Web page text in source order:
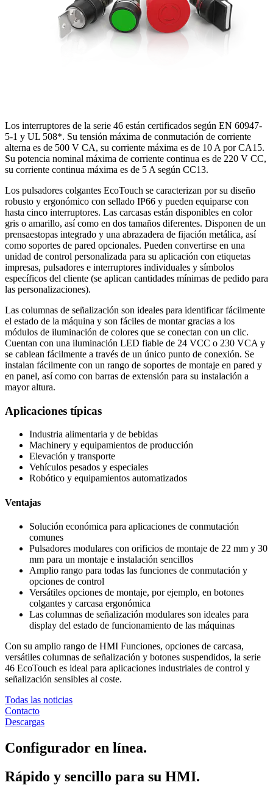
Los interruptores de la serie 46 están certificados según EN 60947-
5-1 y UL 508*. Su tensión máxima de conmutación de corriente
alterna es de 500 V CA, su corriente máxima es de 10 A por CA15.
Su potencia nominal máxima de corriente continua es de 220 V CC,
su corriente continua máxima es de 5 A según CC13.
Los pulsadores colgantes EcoTouch se caracterizan por su diseño
robusto y ergonómico con sellado IP66 y pueden equiparse con
hasta cinco interruptores. Las carcasas están disponibles en color
gris o amarillo, así como en dos tamaños diferentes. Disponen de un
prensaestopas integrado y una abrazadera de fijación metálica, así
como soportes de pared opcionales. Pueden convertirse en una
unidad de control personalizada para su aplicación con etiquetas
impresas, pulsadores e interruptores individuales y símbolos
específicos del cliente (se aplican cantidades mínimas de pedido para
las personalizaciones).
Las columnas de señalización son ideales para identificar fácilmente
el estado de la máquina y son fáciles de montar gracias a los
módulos de iluminación de colores que se conectan con un clic.
Cuentan con una iluminación LED fiable de 24 VCC o 230 VCA y
se cablean fácilmente a través de un único punto de conexión. Se
instalan fácilmente con un rango de soportes de montaje en pared y
en panel, así como con barras de extensión para su instalación a
mayor altura.
Aplicaciones típicas
Industria alimentaria y de bebidas
Machinery y equipamientos de producción
Elevación y transporte
Vehículos pesados y especiales
Robótico y equipamientos automatizados
Ventajas
Solución económica para aplicaciones de conmutación
comunes
Pulsadores modulares con orificios de montaje de 22 mm y 30
mm para un montaje e instalación sencillos
Amplio rango para todas las funciones de conmutación y
opciones de control
Versátiles opciones de montaje, por ejemplo, en botones
colgantes y carcasa ergonómica
Las columnas de señalización modulares son ideales para
display del estado de funcionamiento de las máquinas
Con su amplio rango de HMI Funciones, opciones de carcasa,
versátiles columnas de señalización y botones suspendidos, la serie
46 EcoTouch es ideal para aplicaciones industriales de control y
señalización sensibles al coste.
Todas las noticias
Contacto
Descargas
Configurador en línea.
Rápido y sencillo para su HMI.